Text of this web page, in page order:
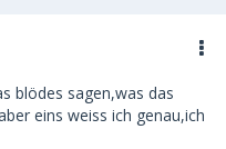
blödes sagen,was das
eins weiss ich genau,ich